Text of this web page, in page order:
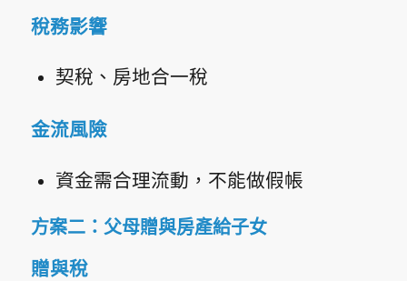
稅務影響
契稅、房地合一稅
金流風險
資金需合理流動，不能做假帳
方案二：父母贈與房產給子女
贈與稅